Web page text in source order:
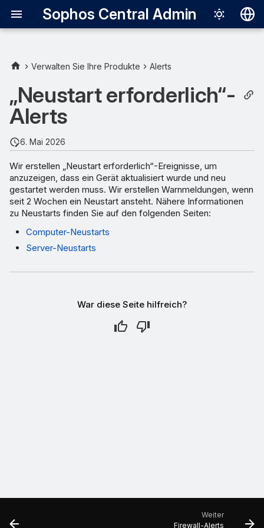
Sophos Central Admin
Español
Français
日本語
한국어
Português
中文（繁體）
Verwalten Sie Ihre Produkte Alerts
„Neustart erforderlich“-
Alerts
6. Mai 2026
Wir erstellen „Neustart erforderlich“-Ereignisse, um
anzuzeigen, dass ein Gerät aktualisiert wurde und neu
gestartet werden muss. Wir erstellen Warnmeldungen, wenn
seit 2 Wochen ein Neustart ansteht. Nähere Informationen
zu Neustarts finden Sie auf den folgenden Seiten:
Computer-Neustarts
Server-Neustarts
War diese Seite hilfreich?
Weiter
Firewall-Alerts